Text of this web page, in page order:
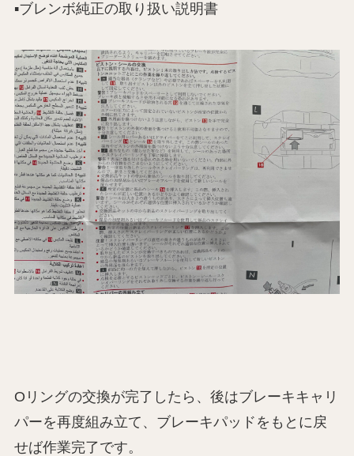
▪️ブレンボ純正の取り扱い説明書
Oリングの交換が完了したら、後はブレーキキャリ
パーを再度組み立て、ブレーキパッドをもとに戻
せば作業完了です。